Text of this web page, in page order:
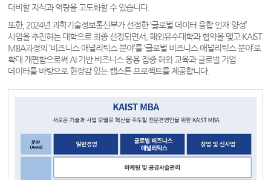
대비할 지식과 역량을 고도화할 수 있습니다.
또한, 2024년 과학기술정보통신부가 선정한 ‘글로벌 데이터 융합 인재 양성’
사업을 추진하는 대학으로 최종 선정되면서, 해외유수대학과 협약을 맺고 KAIST
MBA과정의 ‘비즈니스 애널리틱스 분야’를 ‘글로벌 비즈니스 애널리틱스 분야’로
확대 개편함으로써 AI 기반 비즈니스 응용 집중 해외 교육과 글로벌 기업
데이터를 바탕으로 현장감 있는 캡스톤 프로젝트를 제공합니다.